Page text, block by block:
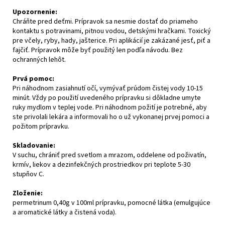
Upozornenie:
Chráňte pred deťmi. Prípravok sa nesmie dostať do priameho
kontaktu s potravinami, pitnou vodou, detskými hračkami. Toxický
pre včely, ryby, hady, jašterice. Pri aplikácií je zakázané jesť, piť a
fajčiť. Prípravok môže byť použitý len podľa návodu. Bez
ochranných lehôt.
Prvá pomoc:
Pri náhodnom zasiahnutí očí, vymývať prúdom čistej vody 10-15
minút. Vždy po použití uvedeného prípravku si dôkladne umyte
ruky mydlom v teplej vode. Pri náhodnom požití je potrebné, aby
ste privolali lekára a informovali ho o už vykonanej prvej pomoci a
požitom prípravku.
Skladovanie:
V suchu, chrániť pred svetlom a mrazom, oddelene od poživatín,
krmív, liekov a dezinfekčných prostriedkov pri teplote 5-30
stupňov C.
Zloženie:
permetrinum 0,40g v 100ml prípravku, pomocné látka (emulgujúce
a aromatické látky a čistená voda).